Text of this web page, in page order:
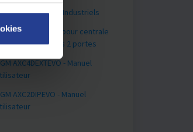
- Switchs Industriels
ACS - Logiciel pour centrale
contrôle d'accès 2 portes
AXC4DEXTEVO - Manuel
AXC2DIPEVO - Manuel